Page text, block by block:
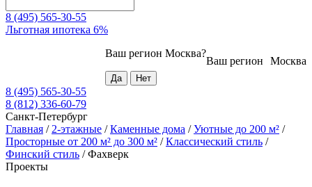
8 (495) 565-30-55
Льготная ипотека 6%
Москва
Ваш регион
Ваш регион Москва?
8 (495) 565-30-55
8 (812) 336-60-79
Санкт-Петербург
Главная / 2-этажные /Каменные дома /Уютные до 200 м² /
Просторные от 200 м² до 300 м² /Классический стиль /
Финский стиль /Фахверк
Проекты